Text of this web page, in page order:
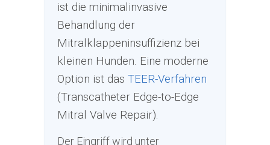
ist die minimalinvasive
Behandlung der
Mitralklappeninsuffizienz bei
kleinen Hunden. Eine moderne
Option ist das TEER-Verfahren
(Transcatheter Edge-to-Edge
Mitral Valve Repair).
Der Eingriff wird unter